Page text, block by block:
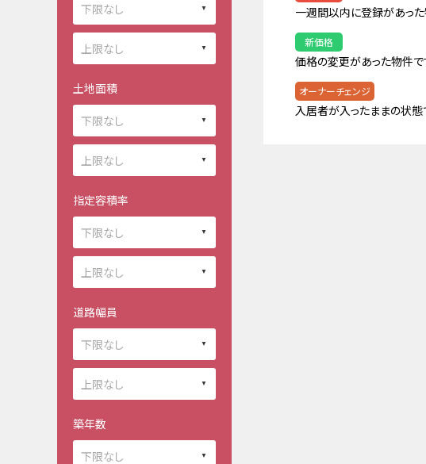
一週間以内に登録があった
新価格
価格の変更があった物件で
オーナーチェンジ
入居者が入ったままの状態
土地面積
指定容積率
道路幅員
築年数